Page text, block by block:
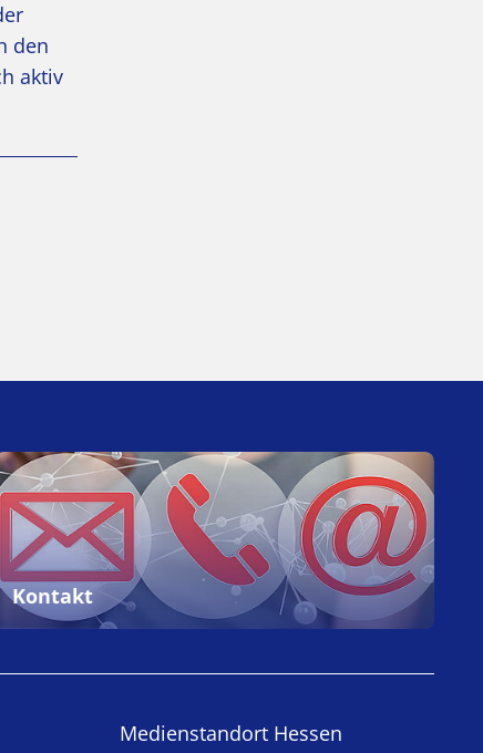
den
aktiv
Kontakt
Medienstandort Hessen